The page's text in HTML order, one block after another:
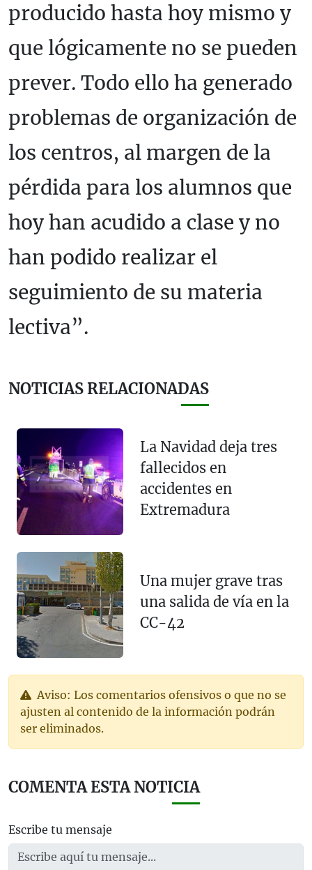
producido hasta hoy mismo y
que lógicamente no se pueden
prever. Todo ello ha generado
problemas de organización de
los centros, al margen de la
pérdida para los alumnos que
hoy han acudido a clase y no
han podido realizar el
seguimiento de su materia
lectiva”.
NOTICIAS RELACIONADAS
La Navidad deja tres
fallecidos en
accidentes en
Extremadura
Una mujer grave tras
una salida de vía en la
CC-42
Aviso: Los comentarios ofensivos o que no se
ajusten al contenido de la información podrán
ser eliminados.
COMENTA ESTA NOTICIA
Escribe tu mensaje